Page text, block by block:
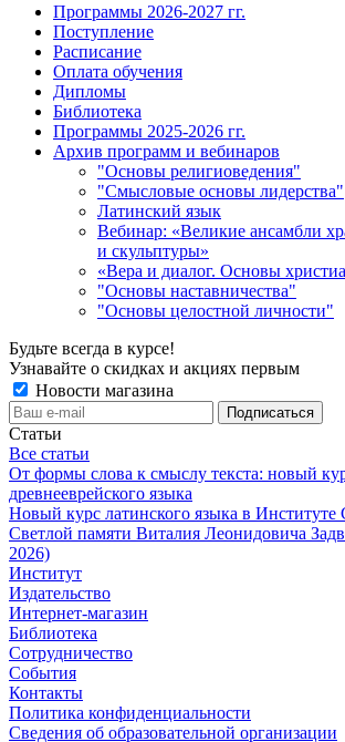
Программы 2026-2027 гг.
Поступление
Расписание
Оплата обучения
Дипломы
Библиотека
Программы 2025-2026 гг.
Архив программ и вебинаров
"Основы религиоведения"
"Смысловые основы лидерства"
Латинский язык
Вебинар: «Великие ансамбли
и скульптуры»
«Вера и диалог. Основы
"Основы наставничества"
"Основы целостной личности"
Будьте всегда в курсе!
Узнавайте о скидках и акциях первым
Новости магазина
Статьи
Все статьи
От формы слова к смыслу текста: новый
древнееврейского языка
Новый курс латинского языка в
Светлой памяти Виталия Леонидовича
2026)
Институт
Издательство
Интернет-магазин
Библиотека
Сотрудничество
События
Контакты
Политика конфиденциальности
Сведения об образовательной организации